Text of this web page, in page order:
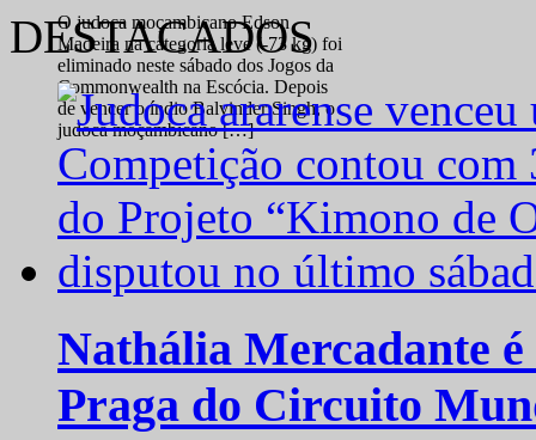
O judoca moçambicano Edson
Madeira na categoria leve (-73 kg) foi
eliminado neste sábado dos Jogos da
Commonwealth na Escócia. Depois
de vencer o índio Balvinder Singh, o
judoca moçambicano […]
DESTACADOS
Nathália Mercadante
Praga do Circuito